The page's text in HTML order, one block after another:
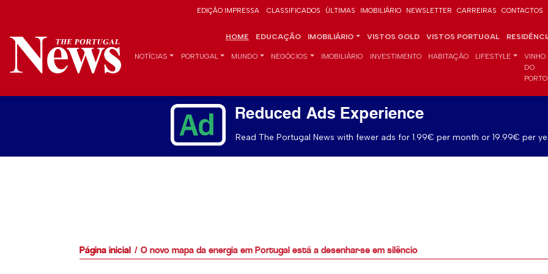
EDIÇÃO IMPRESSA CLASSIFICADOS ÚLTIMAS IMOBILIÁRIO NEWSLETTER CARREIRAS CONTACTOS
HOME EDUCAÇÃO IMOBILIÁRIO VISTOS GOLD VISTOS PORTUGAL
NOTÍCIAS PORTUGAL MUNDO NEGÓCIOS IMOBILIÁRIO INVESTIMENTO HABITAÇÃO LIFESTYLE
VINHO
DO
PORTO
Reduced Ads Experience
Read The Portugal News with fewer ads for 1.99€ per month or 19.99€ per
Página inicial O novo mapa da energia em Portugal está a desenhar-se em silêncio